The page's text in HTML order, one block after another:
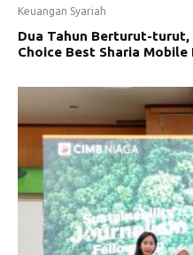
Keuangan Syariah
Dua Tahun Berturut-turut,
Choice Best Sharia Mobile